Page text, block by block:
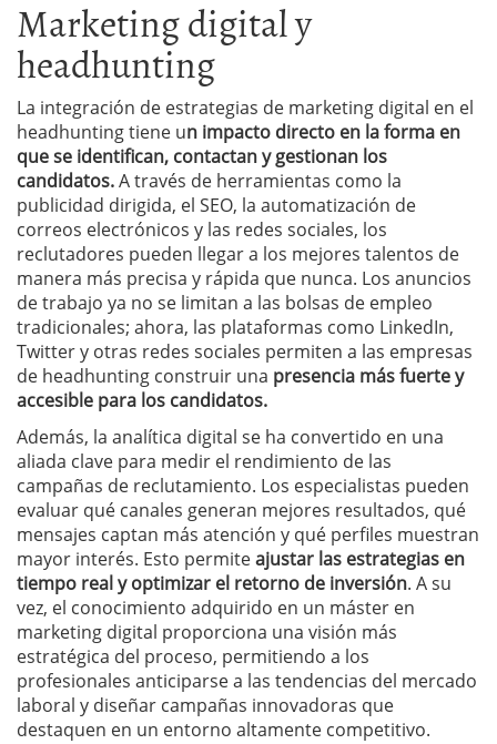
Marketing digital y
headhunting
La integración de estrategias de marketing digital en el
headhunting tiene un impacto directo en la forma en
que se identifican, contactan y gestionan los
candidatos.A través de herramientas como la
publicidad dirigida, el SEO, la automatización de
correos electrónicos y las redes sociales, los
reclutadores pueden llegar a los mejores talentos de
manera más precisa y rápida que nunca. Los anuncios
de trabajo ya no se limitan a las bolsas de empleo
tradicionales; ahora, las plataformas como LinkedIn,
Twitter y otras redes sociales permiten a las empresas
de headhunting construir una presencia más fuerte y
accesible para los candidatos.
Además, la analítica digital se ha convertido en una
aliada clave para medir el rendimiento de las
campañas de reclutamiento. Los especialistas pueden
evaluar qué canales generan mejores resultados, qué
mensajes captan más atención y qué perfiles muestran
mayor interés. Esto permiteajustar las estrategias en
tiempo real y optimizar el retorno de inversión. A su
vez, el conocimiento adquirido en un máster en
marketing digital proporciona una visión más
estratégica del proceso, permitiendo a los
profesionales anticiparse a las tendencias del mercado
laboral y diseñar campañas innovadoras que
destaquen en un entorno altamente competitivo.